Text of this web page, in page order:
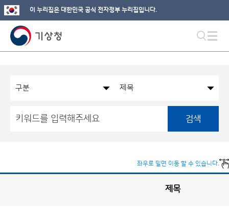
이 누리집은 대한민국 공식 전자정부 누리집입니다.
검색
좌우로 밀면 이동 할 수 있습니다.
제목